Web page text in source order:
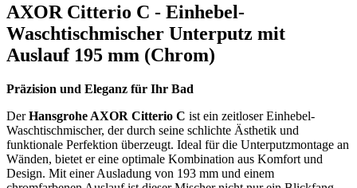
AXOR Citterio C - Einhebel-
Waschtischmischer Unterputz mit
Auslauf 195 mm (Chrom)
Präzision und Eleganz für Ihr Bad
DerHansgrohe AXOR Citterio C ist ein zeitloser Einhebel-
Waschtischmischer, der durch seine schlichte Ästhetik und
funktionale Perfektion überzeugt. Ideal für die Unterputzmontage an
Wänden, bietet er eine optimale Kombination aus Komfort und
Design. Mit einer Ausladung von 193 mm und einem